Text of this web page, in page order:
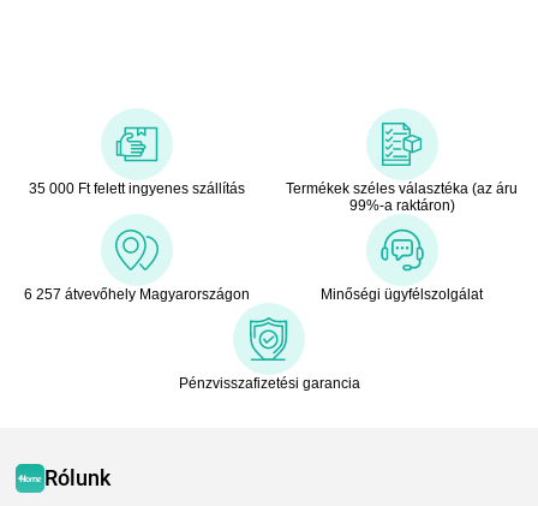
35 000 Ft felett ingyenes szállítás
Termékek széles választéka (az áru
99%-a raktáron)
6 257 átvevőhely Magyarországon Minőségi ügyfélszolgálat
Pénzvisszafizetési garancia
Rólunk